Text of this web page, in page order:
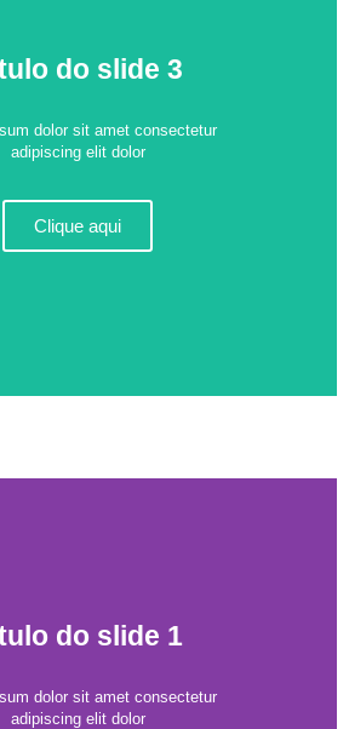
do slide 3
dolor sit amet consectetur
adipiscing elit dolor
Clique aqui
do slide 1
dolor sit amet consectetur
adipiscing elit dolor